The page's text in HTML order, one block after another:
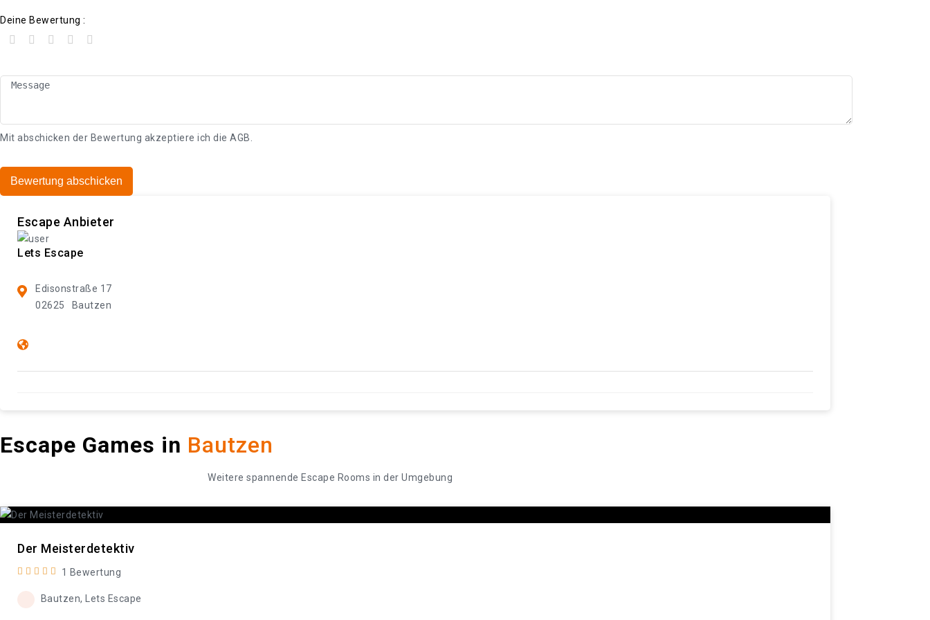
Deine Bewertung :
Mit abschicken der Bewertung akzeptiere ich die AGB
Bewertung abschicken
Escape Anbieter
Lets Escape
Edisonstraße 17
02625
Bautzen
Escape Games in Bautzen
Weitere spannende Escape Rooms in der Umgebung
Der Meisterdetektiv
1 Bewertung
Bautzen, Lets Escape